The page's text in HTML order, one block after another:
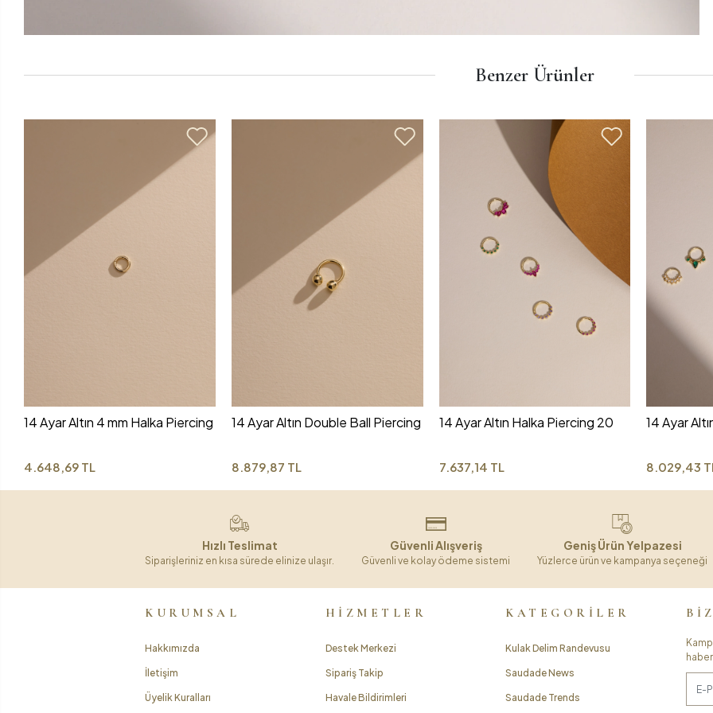
Benzer Ürünler
14 Ayar Altın 4 mm Halka Piercing
4.648,69 TL
14 Ayar Altın Double Ball Piercing
8.879,87 TL
14 Ayar Altın Halka Piercing 20
7.637,14 TL
14 Ayar
8.029,43
Hızlı Teslimat
Siparişleriniz en kısa sürede elinize ulaşır.
Güvenli Alışveriş
Güvenli ve kolay ödeme sistemi
Geniş Ürün Yelpazesi
Yüzlerce ürün ve kampanya seçeneği
KURUMSAL
Hakkımızda
İletişim
Üyelik Kuralları
HİZMETLER
Destek Merkezi
Sipariş Takip
Havale Bildirimleri
KATEGORİLER
Kulak Delim Randevusu
Saudade News
Saudade Trends